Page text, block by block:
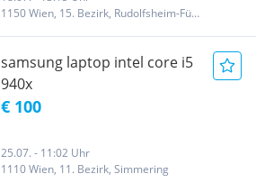
1150 Wien, 15. Bezirk, Rudolfsheim-Fünfhaus
samsung laptop intel core i5
940x
€ 100
25.07. - 11:02 Uhr
1110 Wien, 11. Bezirk, Simmering